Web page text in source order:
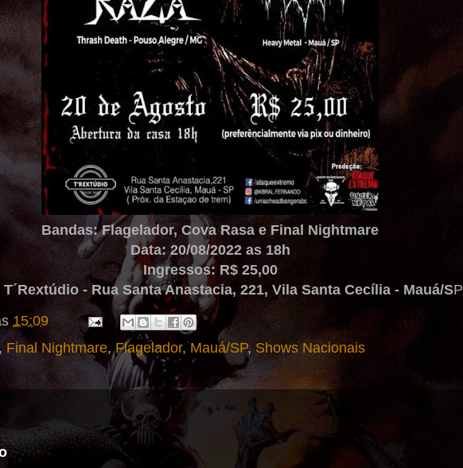
Bandas: Flagelador, Cova Rasa e Final Nightmare
Data: 20/08/2022 as 18h
Ingressos: R$ 25,00
- Rua Santa Anastacia, 221, Vila Santa Cecília - Mauá/SP
15:09
, Final Nightmare,Flagelador,Mauá/SP, Shows Nacionais